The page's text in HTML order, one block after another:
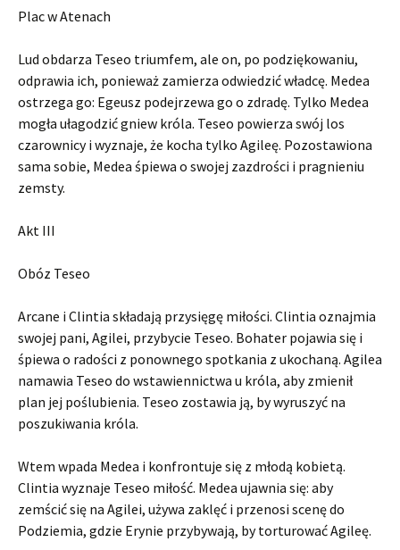
Plac w Atenach
Lud obdarza Teseo triumfem, ale on, po podziękowaniu,
odprawia ich, ponieważ zamierza odwiedzić władcę. Medea
ostrzega go: Egeusz podejrzewa go o zdradę. Tylko Medea
mogła ułagodzić gniew króla. Teseo powierza swój los
czarownicy i wyznaje, że kocha tylko Agileę. Pozostawiona
sama sobie, Medea śpiewa o swojej zazdrości i pragnieniu
zemsty.
Akt III
Obóz Teseo
Arcane i Clintia składają przysięgę miłości. Clintia oznajmia
swojej pani, Agilei, przybycie Teseo. Bohater pojawia się i
śpiewa o radości z ponownego spotkania z ukochaną. Agilea
namawia Teseo do wstawiennictwa u króla, aby zmienił
plan jej poślubienia. Teseo zostawia ją, by wyruszyć na
poszukiwania króla.
Wtem wpada Medea i konfrontuje się z młodą kobietą.
Clintia wyznaje Teseo miłość. Medea ujawnia się: aby
zemścić się na Agilei, używa zaklęć i przenosi scenę do
Podziemia, gdzie Erynie przybywają, by torturować Agileę.